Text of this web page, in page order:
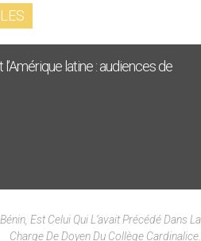
latine : audiences de
Est Celui Qui L’avait Précédé Dans La
Charge De Doyen Du Collège Cardinalice.